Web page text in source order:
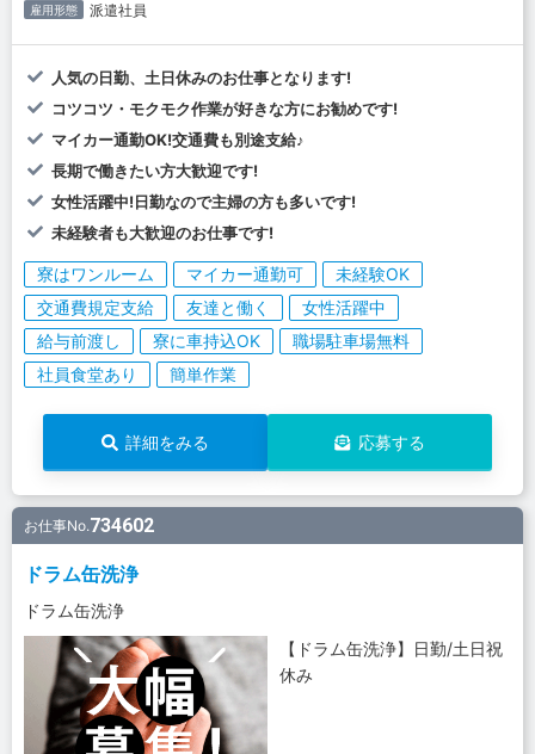
雇用形態 派遣社員
人気の日勤、土日休みのお仕事となります!
コツコツ・モクモク作業が好きな方にお勧めです!
マイカー通勤OK!交通費も別途支給♪
長期で働きたい方大歓迎です!
女性活躍中!日勤なので主婦の方も多いです!
未経験者も大歓迎のお仕事です!
寮はワンルーム マイカー通勤可
未経験OK
交通費規定支給
友達と働く
女性活躍中
給与前渡し
寮に車持込OK
職場駐車場無料
社員食堂あり
簡単作業
詳細をみる 応募する
お仕事No.734602
ドラム缶洗浄
ドラム缶洗浄
【ドラム缶洗浄】日勤/土日祝
休み